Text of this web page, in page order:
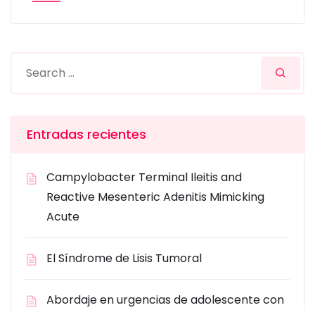
Entradas recientes
Campylobacter Terminal Ileitis and
Reactive Mesenteric Adenitis Mimicking
Acute
El Síndrome de Lisis Tumoral
Abordaje en urgencias de adolescente con